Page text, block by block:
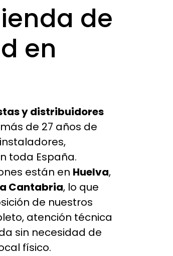
de
en
y distribuidores
de 27 años de
toda España.
están en Huelva,
Cantabria, lo que
de nuestros
atención técnica
sin necesidad de
físico.